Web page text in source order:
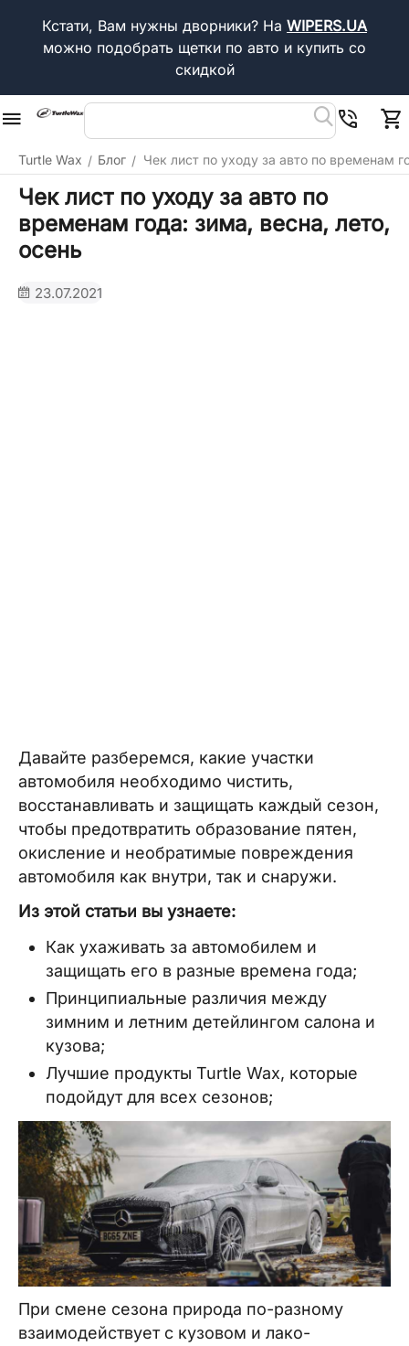
Кстати, Вам нужны дворники? На WIPERS.UA
можно подобрать щетки по авто и купить со
скидкой
Turtle Wax / Блог / Чек лист по уходу за авто по временам
Чек лист по уходу за авто по
временам года: зима, весна, лето,
осень
23.07.2021
Давайте разберемся, какие участки
автомобиля необходимо чистить,
восстанавливать и защищать каждый сезон,
чтобы предотвратить образование пятен,
окисление и необратимые повреждения
автомобиля как внутри, так и снаружи.
Из этой статьи вы узнаете:
Как ухаживать за автомобилем и
защищать его в разные времена года;
Принципиальные различия между
зимним и летним детейлингом салона и
кузова;
Лучшие продукты Turtle Wax, которые
подойдут для всех сезонов;
При смене сезона природа по-разному
взаимодействует с кузовом и лако-